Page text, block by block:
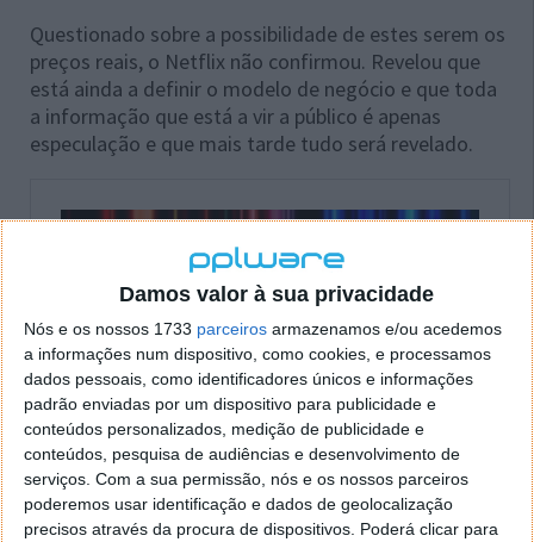
Damos valor à sua privacidade
Nós e os nossos 1733 parceiros armazenamos e/ou acedemos
a informações num dispositivo, como cookies, e processamos
dados pessoais, como identificadores únicos e informações
padrão enviadas por um dispositivo para publicidade e
conteúdos personalizados, medição de publicidade e
conteúdos, pesquisa de audiências e desenvolvimento de
serviços. Com a sua permissão, nós e os nossos parceiros
poderemos usar identificação e dados de geolocalização
precisos através da procura de dispositivos. Poderá clicar para
Questionado sobre a possibilidade de estes serem os
preços reais, o Netflix não confirmou. Revelou que
está ainda a definir o modelo de negócio e que toda
a informação que está a vir a público é apenas
especulação e que mais tarde tudo será revelado.